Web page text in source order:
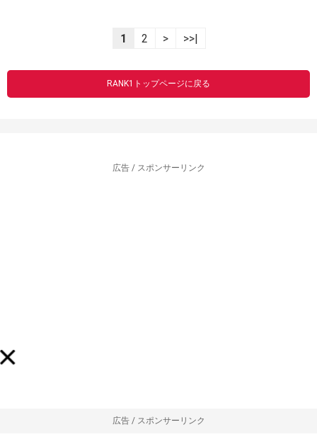
1 2 > >>|
RANK1トップページに戻る
広告 / スポンサーリンク
広告 / スポンサーリンク